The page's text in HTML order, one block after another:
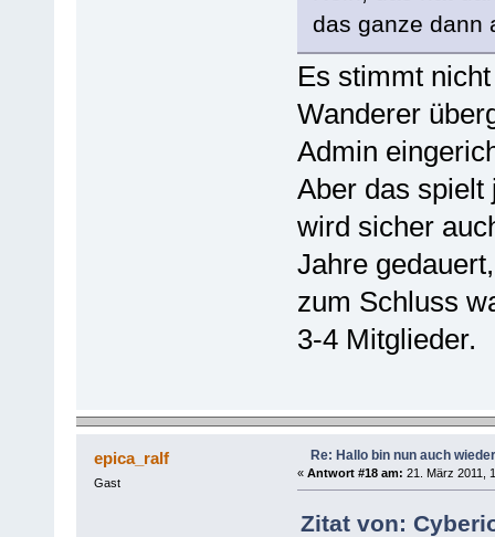
das ganze dann
Es stimmt
Wanderer
Admin
Aber das
wird sicher
Jahre
zum Schluss
3-4 Mitglieder.
epica_ralf
Gast
Re: Hallo bin nun auch
« Antwort #18 am: 21. März 2011,
Zitat von: